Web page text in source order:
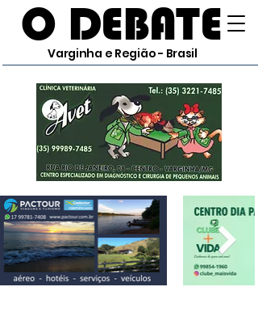
O DEBATE
Varginha e Região - Brasil